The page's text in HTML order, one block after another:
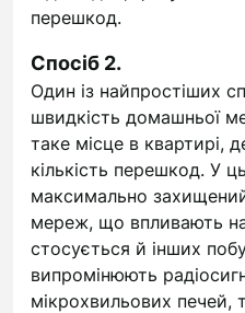
перешкод.
Спосіб 2.
Один із найпростіших
швидкість домашньої
таке місце в квартирі,
кількість перешкод. У
максимально
мереж, що впливають
стосується й інших
випромінюють
мікрохвильових печей,